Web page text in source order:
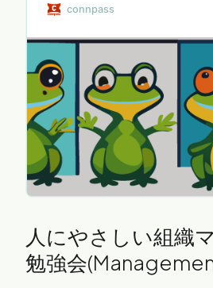
法をためそうにも現場でいきなり
ンが浮かばない そんな手法たち
やってみましょう。 みんながや
しています。 # ■ 参加対象者 ふ
る方ならどなたでも大歓迎！ * ふ
ある人 * ふりかえりの奥深さを
えりに関する…
connpass
人にやさしい組織
勉強会